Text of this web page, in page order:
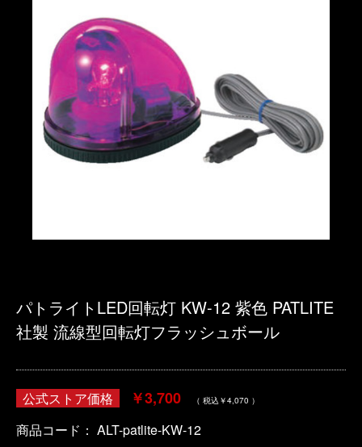
パトライトLED回転灯 KW-12 紫色 PATLITE
社製 流線型回転灯フラッシュボール
公式ストア価格 ￥3,700 （ 税込￥4,070 ）
商品コード： ALT-patlite-KW-12